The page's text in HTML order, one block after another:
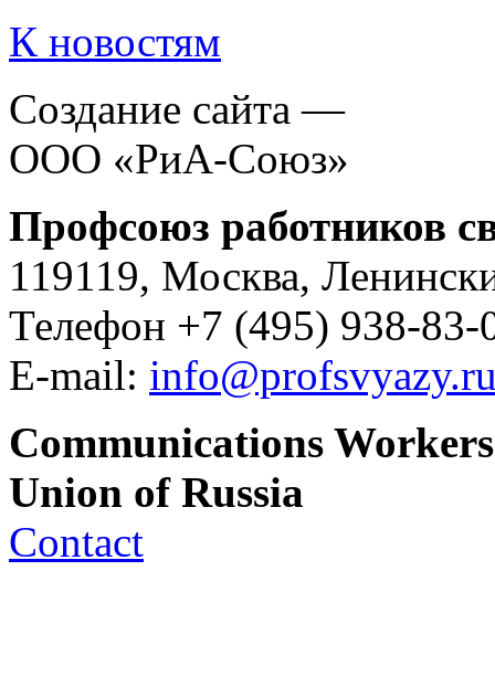
К новостям
Создание сайта —
ООО «РиА-Союз»
Профсоюз работников
119119, Москва,
Телефон +7 (495) 938-
E-mail:
Communications Workers
Union of Russia
Contact